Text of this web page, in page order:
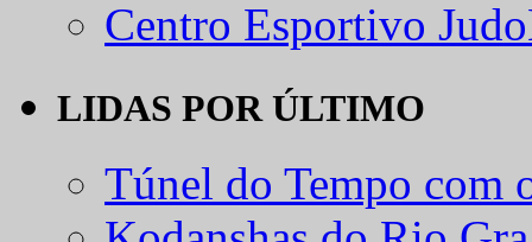
Centro Esportivo
LIDAS POR ÚLTIMO
Túnel do Tempo com